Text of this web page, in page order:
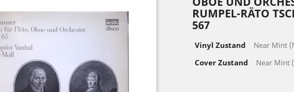
RUMPEL-RÄTO
567
Vinyl Zustand
Near Mint
Cover Zustand
Near Mint